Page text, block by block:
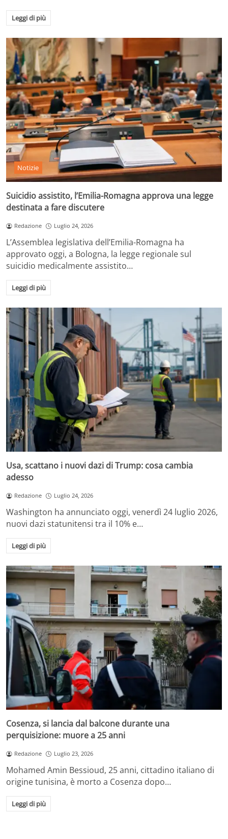
Leggi di più
Notizie
Suicidio assistito, l’Emilia-Romagna approva una legge
destinata a fare discutere
Redazione Luglio 24, 2026
L’Assemblea legislativa dell’Emilia-Romagna ha
approvato oggi, a Bologna, la legge regionale sul
suicidio medicalmente assistito…
Leggi di più
Usa, scattano i nuovi dazi di Trump: cosa cambia
adesso
Redazione Luglio 24, 2026
Washington ha annunciato oggi, venerdì 24 luglio 2026,
nuovi dazi statunitensi tra il 10% e…
Leggi di più
Cosenza, si lancia dal balcone durante una
perquisizione: muore a 25 anni
Redazione Luglio 23, 2026
Mohamed Amin Bessioud, 25 anni, cittadino italiano di
origine tunisina, è morto a Cosenza dopo…
Leggi di più